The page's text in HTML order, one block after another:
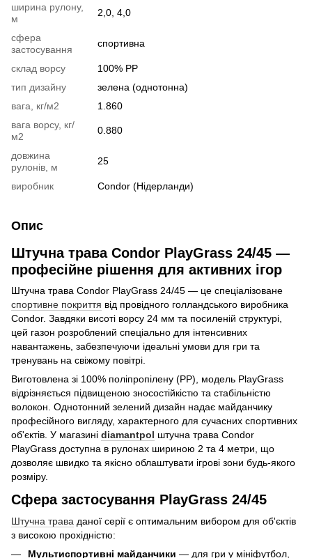
ширина рулону,
м
2,0, 4,0
сфера
застосування
спортивна
склад ворсу
100% РР
тип дизайну
зелена (однотонна)
вага, кг/м2
1.860
вага ворсу, кг/
м2
0.880
довжина
рулонів, м
25
виробник Condor (Нідерланди)
Опис
Штучна трава Condor PlayGrass 24/45 —
професійне рішення для активних ігор
Штучна трава Condor PlayGrass 24/45 — це спеціалізоване
спортивне покриття від провідного голландського виробника
Condor. Завдяки висоті ворсу 24 мм та посиленій структурі,
цей газон розроблений спеціально для інтенсивних
навантажень, забезпечуючи ідеальні умови для гри та
тренувань на свіжому повітрі.
Виготовлена зі 100% поліпропілену (PP), модель PlayGrass
відрізняється підвищеною зносостійкістю та стабільністю
волокон. Однотонний зелений дизайн надає майданчику
професійного вигляду, характерного для сучасних спортивних
об'єктів. У магазині diamantpol штучна трава Condor
PlayGrass доступна в рулонах шириною 2 та 4 метри, що
дозволяє швидко та якісно облаштувати ігрові зони будь-якого
розміру.
Сфера застосування PlayGrass 24/45
Штучна трава даної серії є оптимальним вибором для об'єктів
з високою прохідністю:
Мультиспортивні майданчики — для гри у мініфутбол,